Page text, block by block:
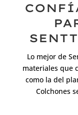
Lo mejor de
materiales que
como la del
Colchones